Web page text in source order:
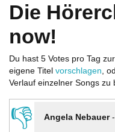
Die
now!
Du hast 5 Votes pro Tag
eigene Titel vorschlagen,
Verlauf einzelner Songs zu
👎 Angela Nebauer-